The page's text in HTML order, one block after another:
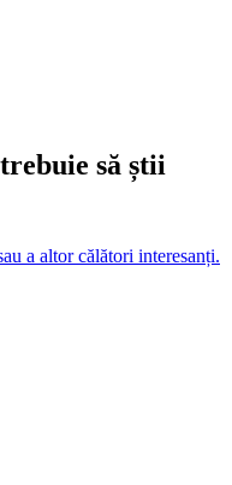
să știi
a altor călători interesanți.